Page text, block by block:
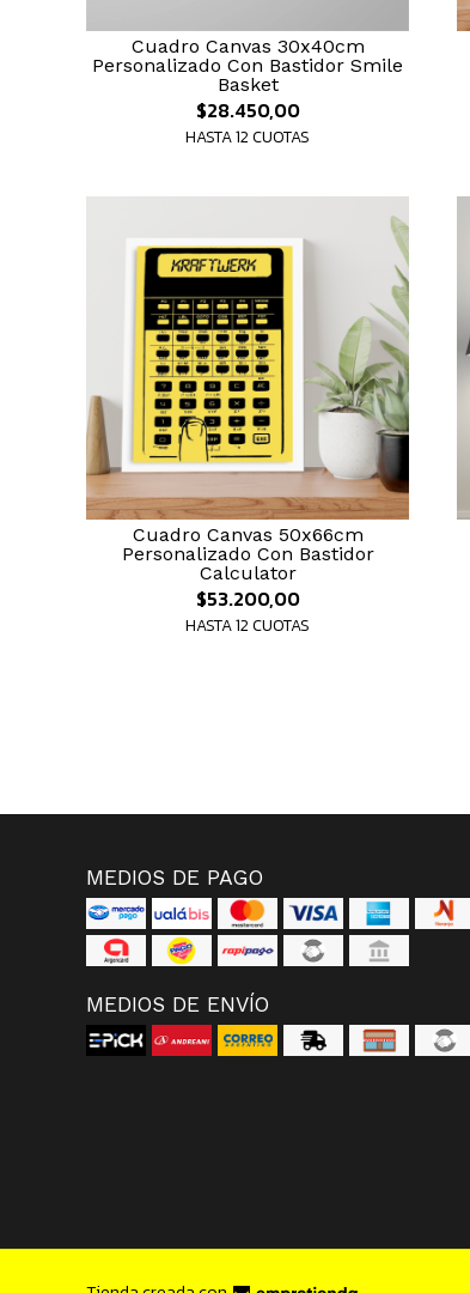
Cuadro Canvas 30x40cm
Personalizado Con Bastidor Smile
Basket
$28.450,00
HASTA 12 CUOTAS
Cuadro Canvas 50x66cm
Personalizado Con Bastidor
Calculator
$53.200,00
HASTA 12 CUOTAS
MEDIOS DE PAGO
MEDIOS DE ENVÍO